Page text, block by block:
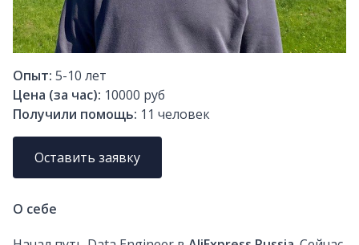
Опыт: 5-10 лет
Цена (за час): 10000 руб
Получили помощь: 11 человек
Оставить заявку
О себе